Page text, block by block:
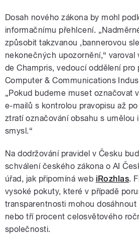
Dosah nového zákona by mohl
informačnímu přehlcení.
způsobit takzvanou ‚bannerovou
nekonečných upozornění,“ varoval
de Champris, vedoucí oddělení pro
Computer & Communications
„Pokud budeme muset označovat
e-mailů s kontrolou pravopisu až
ztratí označování obsahu s umělou
smysl.“
Na dodržování pravidel v Česku
schválení českého zákona o AI
úřad, jak připomíná web iRozhlas.
vysoké pokuty, které v případě
transparentnosti mohou dosáhnout
nebo tří procent celosvětového
společnosti.